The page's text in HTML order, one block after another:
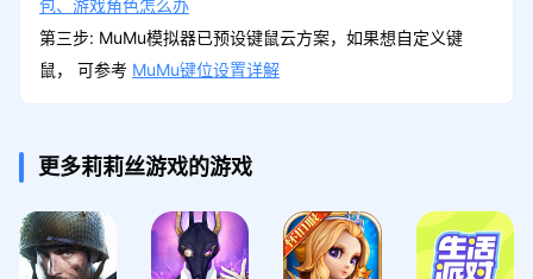
包、游戏角色怎么办
第三步: MuMu模拟器已预设键鼠云方案，如果想自定义键
鼠， 可参考 MuMu键位设置详解
更多莉莉丝游戏的游戏